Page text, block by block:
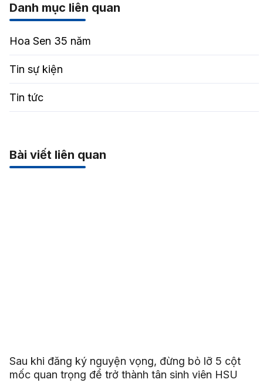
Danh mục liên quan
Hoa Sen 35 năm
Tin sự kiện
Tin tức
Bài viết liên quan
Sau khi đăng ký nguyện vọng, đừng bỏ lỡ 5 cột
mốc quan trọng để trở thành tân sinh viên HSU